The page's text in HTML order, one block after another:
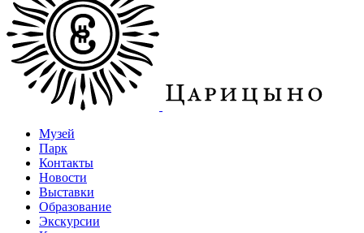
Музей
Парк
Контакты
Новости
Выставки
Образование
Экскурсии